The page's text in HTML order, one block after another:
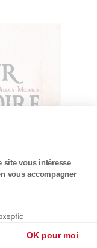
votre visite...
OK pour moi